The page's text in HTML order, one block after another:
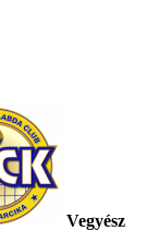
Vegyész